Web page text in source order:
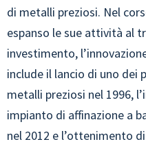
di metalli preziosi. Nel
espanso le sue attività al
investimento,
include il lancio di uno dei
metalli preziosi nel 1996,
impianto di affinazione a
nel 2012 e l’ottenimento